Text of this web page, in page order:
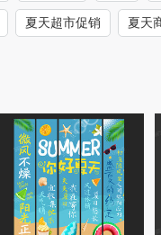
夏天超市促销 夏天